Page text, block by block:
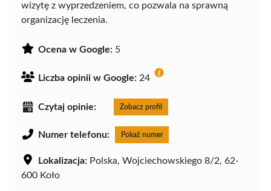
wizytę z wyprzedzeniem, co pozwala na sprawną
organizację leczenia.
Ocena w Google: 5
Liczba opinii w Google: 24
Czytaj opinie: Zobacz profil
Numer telefonu: Pokaż numer
Lokalizacja: Polska, Wojciechowskiego 8/2, 62-
600 Koło